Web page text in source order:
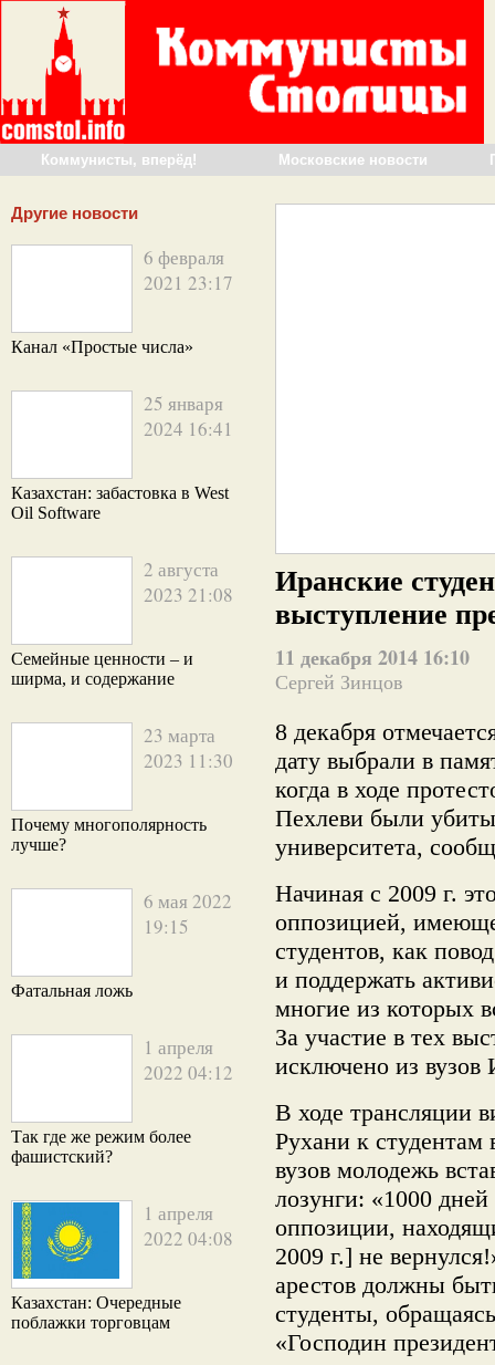
Коммунисты, вперёд! Московские новости
Другие новости
6 февраля
2021 23:17
Канал «Простые числа»
25 января
2024 16:41
Казахстан: забастовка в West
Oil Software
2 августа
2023 21:08
Семейные ценности – и
ширма, и содержание
23 марта
2023 11:30
Почему многополярность
лучше?
6 мая 2022
19:15
Фатальная ложь
1 апреля
2022 04:12
Так где же режим более
фашистский?
1 апреля
2022 04:08
Казахстан: Очередные
поблажки торговцам
Иранские
выступление
11 декабря 2014 16:10
Сергей Зинцов
8 декабря
дату выбрали в
когда в ходе
Пехлеви были убиты
университета,
Начиная с 2009 г.
оппозицией,
студентов, как
и поддержать
многие из которых
За участие в тех
исключено из вузов
В ходе трансляции
Рухани к студентам
вузов молодежь
лозунги: «1000
оппозиции,
2009 г.] не
арестов должны
студенты,
«Господин